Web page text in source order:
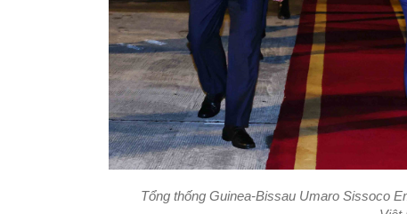
Tổng thống Guinea-Bissau Umaro Sissoco